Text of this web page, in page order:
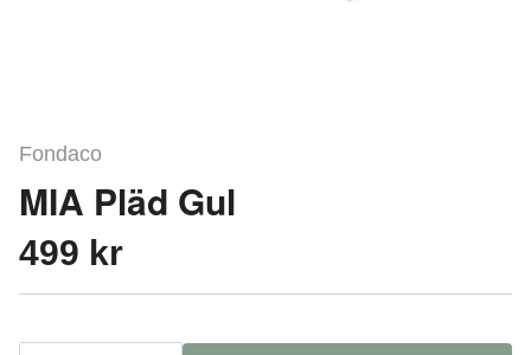
Fondaco
MIA Pläd Gul
499 kr